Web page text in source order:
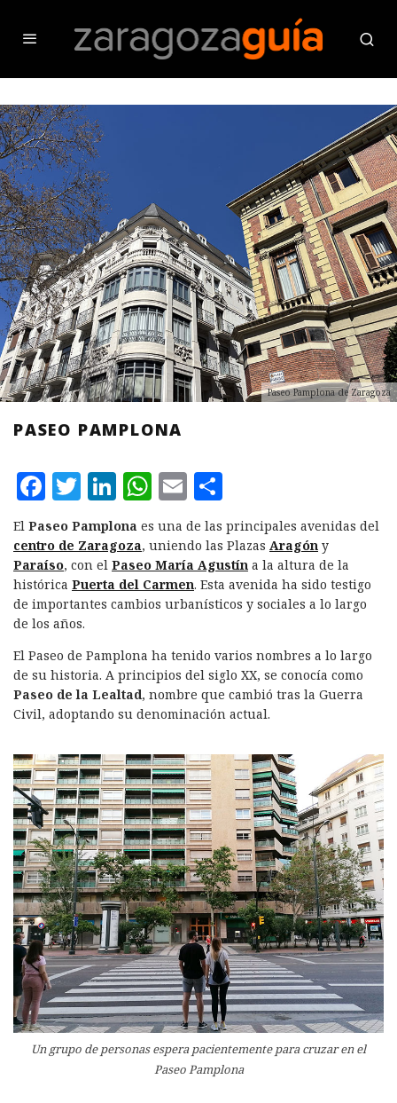
Paseo Pamplona de Zaragoza
PASEO PAMPLONA
F
a
c
e
b
o
o
k
T
w
it
te
r
L
i
n
k
e
I
n
W
h
at
s
A
p
E
m
ai
l
o
m
p
a
ir
El Paseo Pamplona es una de las principales avenidas del
centro de Zaragoza, uniendo las Plazas Aragón y
Paraíso, con el Paseo María Agustín a la altura de la
histórica Puerta del Carmen. Esta avenida ha sido testigo
de importantes cambios urbanísticos y sociales a lo largo
de los años.
El Paseo de Pamplona ha tenido varios nombres a lo largo
de su historia. A principios del siglo XX, se conocía como
Paseo de la Lealtad, nombre que cambió tras la Guerra
Civil, adoptando su denominación actual.
Un grupo de personas espera pacientemente para cruzar en el
Paseo Pamplona